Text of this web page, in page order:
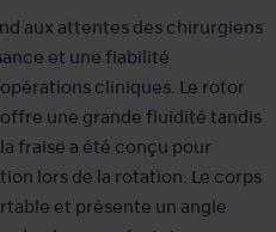
aux attentes des chirurgiens
et une fiabilité
cliniques. Le rotor
une grande fluidité tandis
fraise a été conçu pour
lors de la rotation. Le corps
et présente un angle